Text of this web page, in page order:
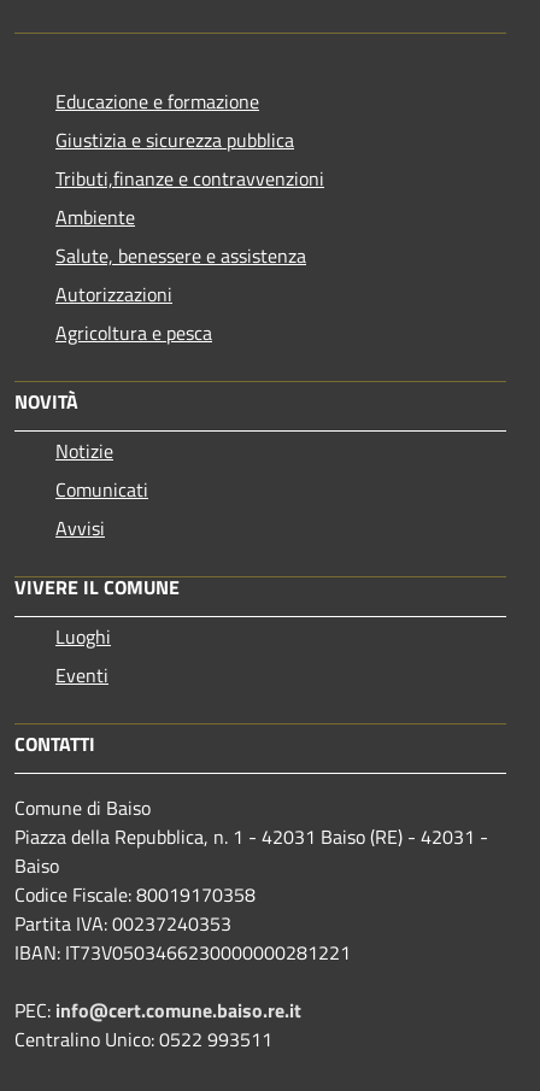
Educazione e formazione
Giustizia e sicurezza pubblica
Tributi,finanze e contravvenzioni
Ambiente
Salute, benessere e assistenza
Autorizzazioni
Agricoltura e pesca
NOVITÀ
Notizie
Comunicati
Avvisi
VIVERE IL COMUNE
Luoghi
Eventi
CONTATTI
Comune di Baiso
Piazza della Repubblica, n. 1 - 42031 Baiso (RE) - 42031 -
Baiso
Codice Fiscale: 80019170358
Partita IVA: 00237240353
IBAN: IT73V0503466230000000281221
PEC: info@cert.comune.baiso.re.it
Centralino Unico: 0522 993511